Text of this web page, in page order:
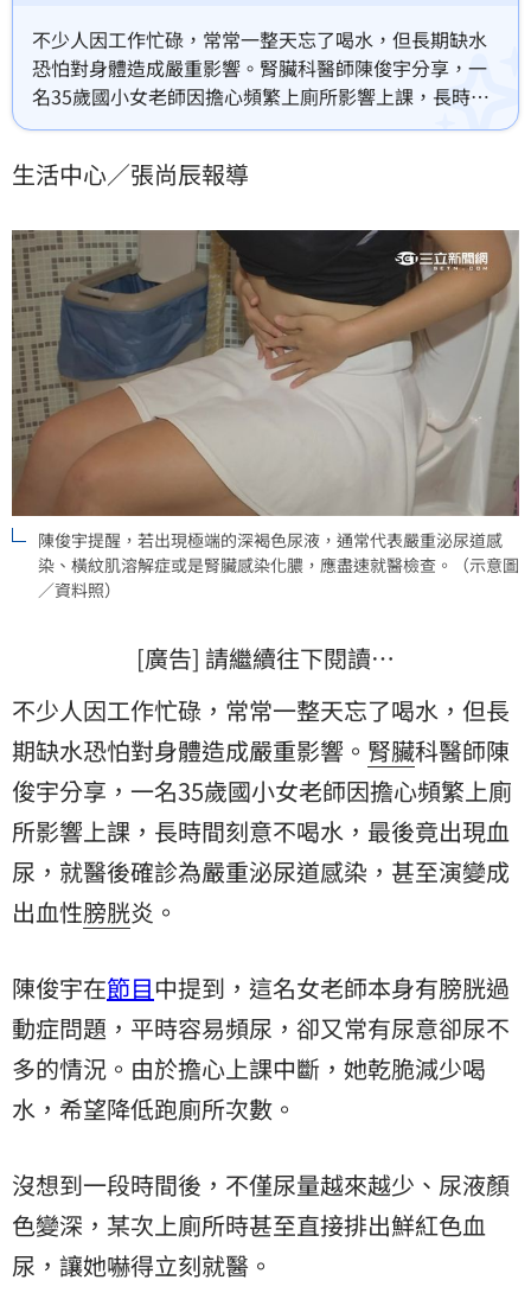
不少人因工作忙碌，常常一整天忘了喝水，但長期缺水
恐怕對身體造成嚴重影響。腎臟科醫師陳俊宇分享，一
名35歲國小女老師因擔心頻繁上廁所影響上課，長時間
刻意不喝水，最後竟出現血尿，就醫後確診為嚴重泌尿
生活中心／張尚辰報導
陳俊宇提醒，若出現極端的深褐色尿液，通常代表嚴重泌尿道感
染、橫紋肌溶解症或是腎臟感染化膿，應盡速就醫檢查。（示意圖
／資料照）
[廣告] 請繼續往下閱讀…
不少人因工作忙碌，常常一整天忘了喝水，但長
期缺水恐怕對身體造成嚴重影響。 腎臟科醫師陳
俊宇分享，一名35歲國小女老師因擔心頻繁上廁
所影響上課，長時間刻意不喝水，最後竟出現血
尿 ，就醫後確診為嚴重泌尿道感染，甚至演變成
出血性膀胱炎。
陳俊宇在節目中提到，這名女老師本身有膀胱過
動症問題，平時容易頻尿，卻又常有尿意卻尿不
多的情況。由於擔心上課中斷，她乾脆減少喝
水，希望降低跑廁所次數。
沒想到一段時間後，不僅尿量越來越少、尿液顏
色變深，某次上廁所時甚至直接排出鮮紅色血
尿，讓她嚇得立刻就醫。